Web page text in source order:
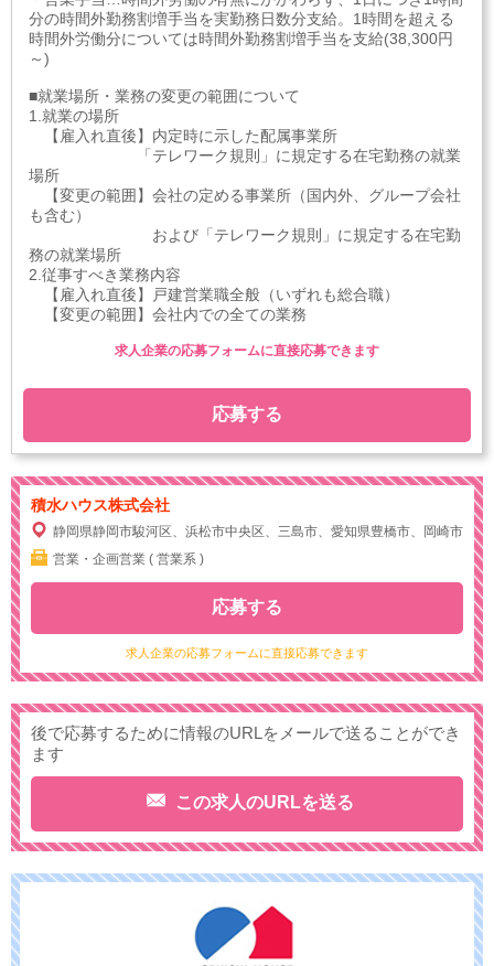
分の時間外勤務割増手当を実勤務日数分支給。1時間を超える
時間外労働分については時間外勤務割増手当を支給(38,300円
～)
■就業場所・業務の変更の範囲について
1.就業の場所
【雇入れ直後】内定時に示した配属事業所
「テレワーク規則」に規定する在宅勤務の就業
場所
【変更の範囲】会社の定める事業所（国内外、グループ会社
も含む）
および「テレワーク規則」に規定する在宅勤
務の就業場所
2.従事すべき業務内容
【雇入れ直後】戸建営業職全般（いずれも総合職）
【変更の範囲】会社内での全ての業務
応募する
求人企業の応募フォームに直接応募できます
積水ハウス株式会社
静岡県静岡市駿河区、浜松市中央区、三島市、愛知県豊橋市、岡崎市
営業・企画営業 ( 営業系 )
求人企業の応募フォームに直接応募できます
応募する
後で応募するために情報のURLをメールで送ることができ
ます
この求人のURLを送る